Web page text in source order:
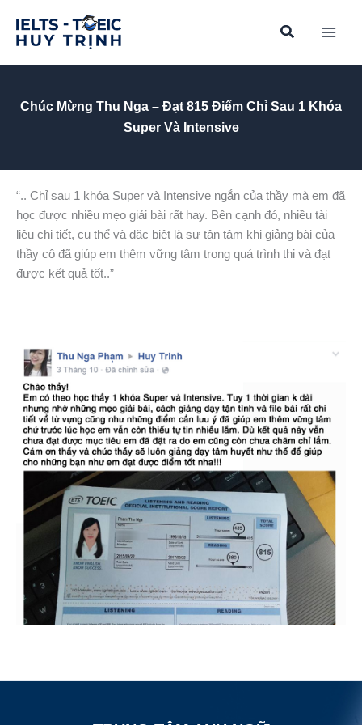
content
Chúc Mừng Thu Nga – Đạt 815 Điểm Chỉ Sau 1 Khóa
Super Và Intensive
“.. Chỉ sau 1 khóa Super và Intensive ngắn của thầy mà em đã
học được nhiều mẹo giải bài rất hay. Bên cạnh đó, nhiều tài
liệu chi tiết, cụ thể và đặc biệt là sự tận tâm khi giảng bài của
thầy cô đã giúp em thêm vững tâm trong quá trình thi và đạt
được kết quả tốt..”